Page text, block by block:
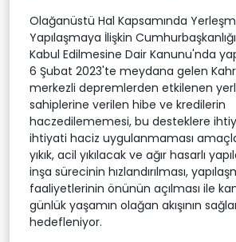
Olağanüstü Hal Kapsamında
Yapılaşmaya İlişkin
Kabul Edilmesine Dair Kanunu'nda
6 Şubat 2023'te meydana gelen
merkezli depremlerden etkilenen
sahiplerine verilen hibe ve kredilerin
haczedilememesi, bu desteklere
ihtiyati haciz uygulanmaması
yıkık, acil yıkılacak ve ağır hasarlı
inşa sürecinin hızlandırılması,
faaliyetlerinin önünün açılması ile
günlük yaşamın olağan akışının
hedefleniyor.